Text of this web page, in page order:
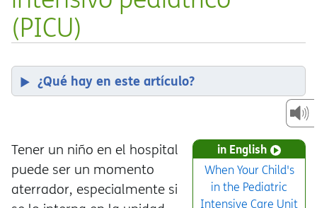
(PICU)
¿Qué hay en este artículo?
in English
When Your Child's
in the Pediatric
Intensive Care Unit
Tener un niño en el hospital
puede ser un momento
aterrador, especialmente si